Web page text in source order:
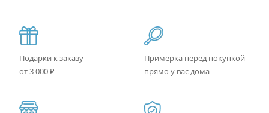
Подарки к заказу
от 3 000 ₽
Примерка перед покупкой
прямо у вас дома